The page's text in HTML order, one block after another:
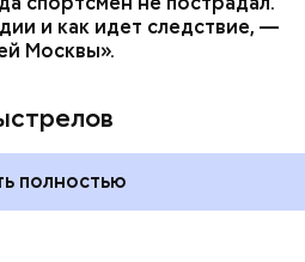
и как идет следствие, —
Москвы».
полностью